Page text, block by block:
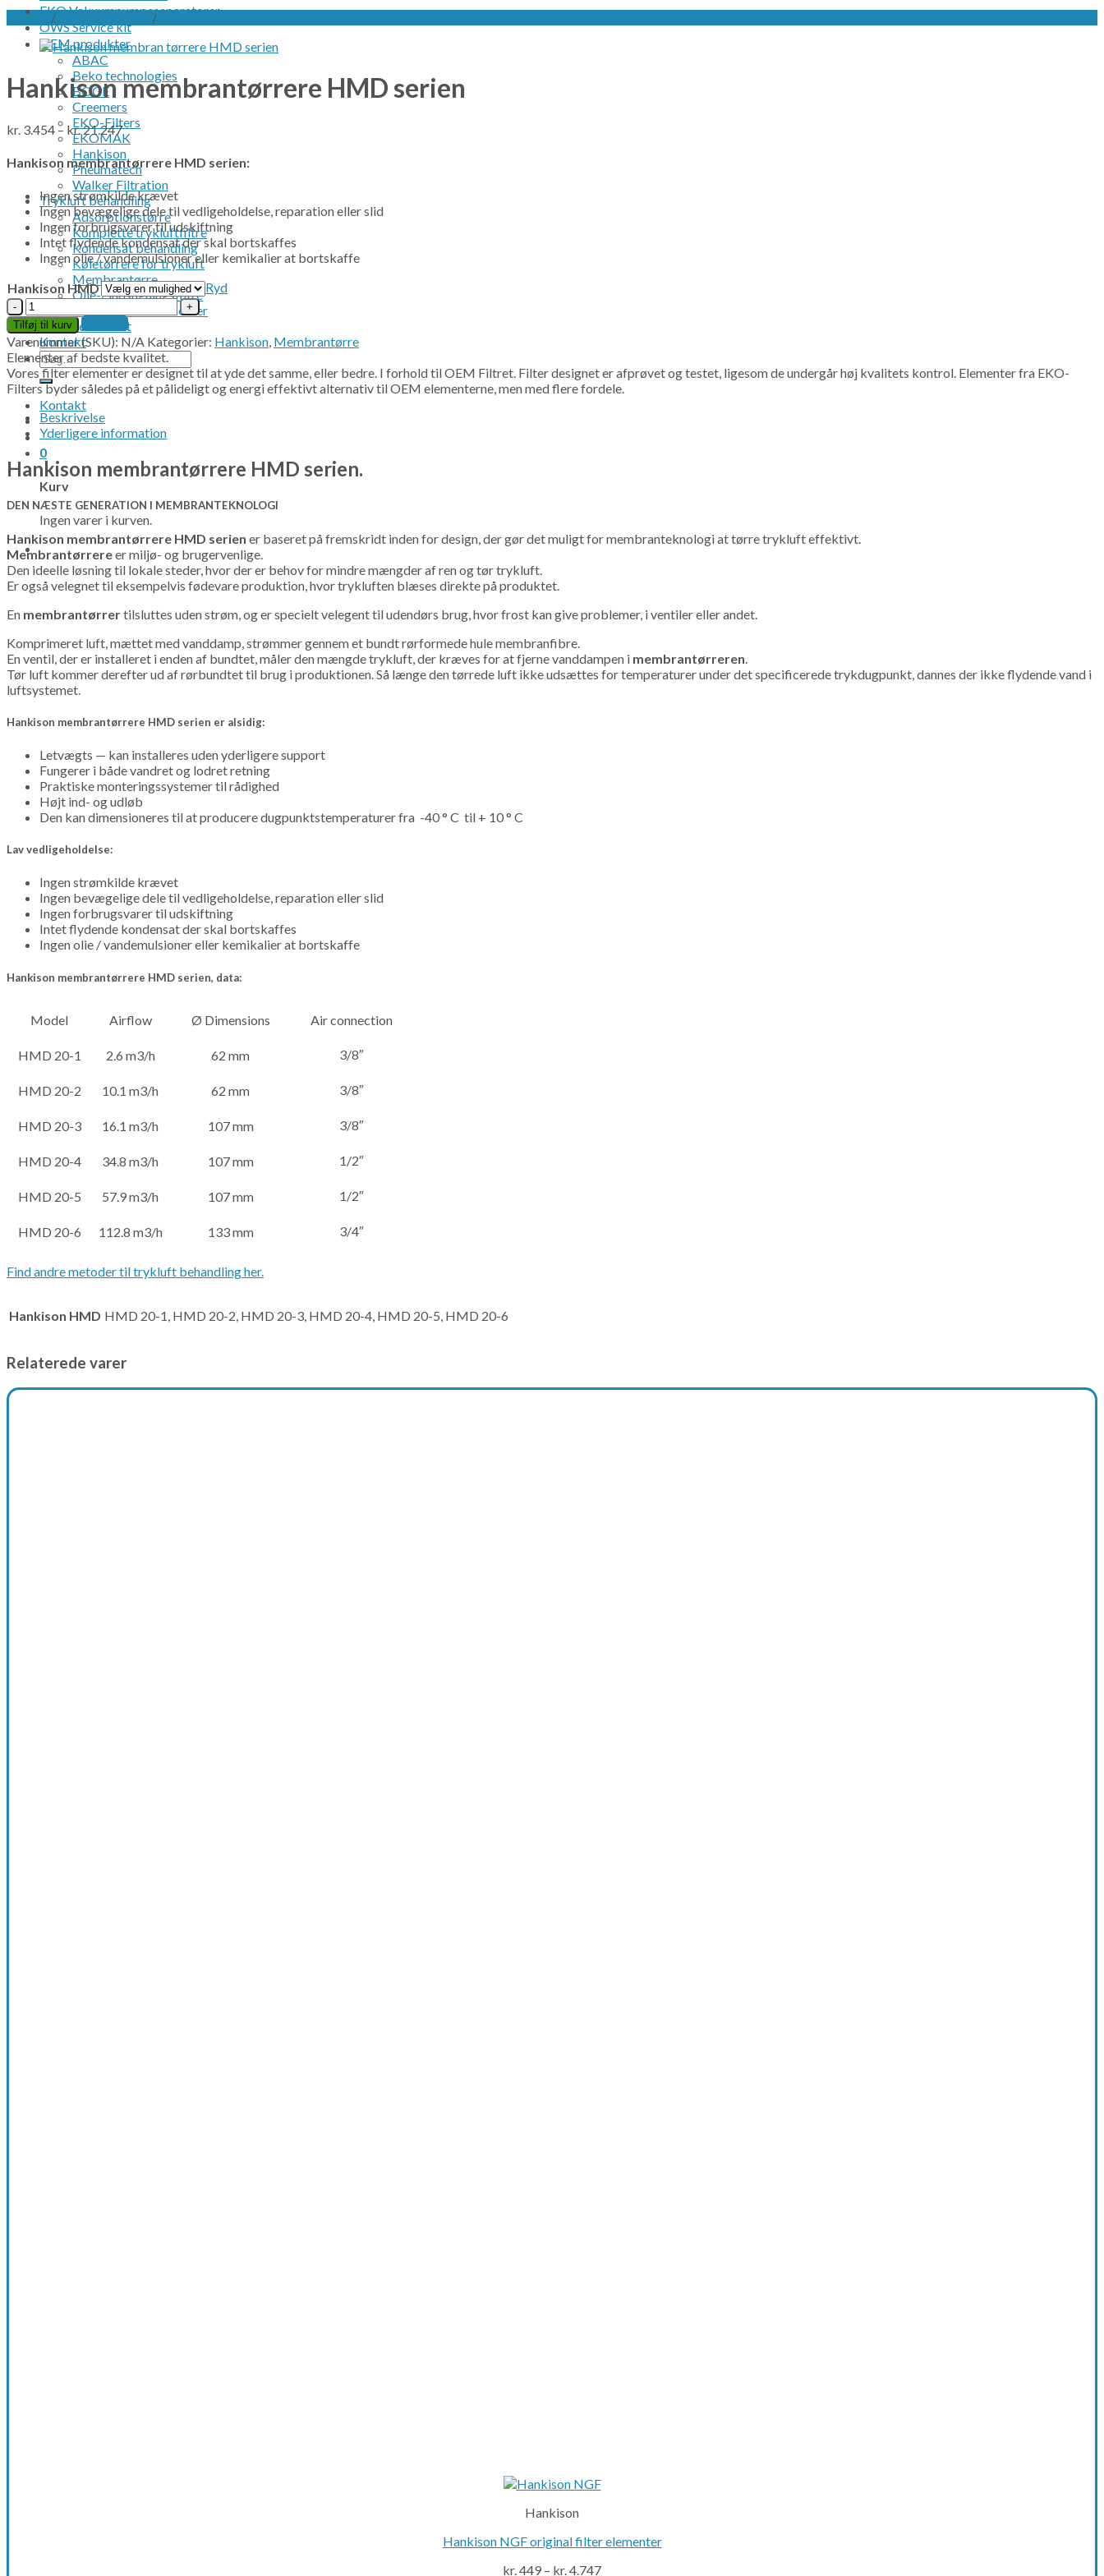
EKO Vakuumpumpeseparatorer
OWS Service kit
OEM produkter
ABAC
Beko technologies
BOGE
Creemers
EKO-Filters
EKOMAK
Hankison
Pneumatech
Walker Filtration
Trykluft behandling
Adsorptionstørre
Komplette trykluftfiltre
Kondensat behandling
Køletørrere for trykluft
Membrantørre
Olie-/ indsugningsfiltre
Original filter elementer
Service kit
Kontakt
Søg
efter:
Kontakt
0
Kurv
Ingen varer i kurven.
Forside / /
Hankison membrantørrere HMD serien
kr. 3.454– kr.21.247
Hankison membrantørrere HMD serien:
Ingen strømkilde krævet
Ingen bevægelige dele til vedligeholdelse, reparation eller slid
Ingen forbrugsvarer til udskiftning
Intet flydende kondensat der skal bortskaffes
Ingen olie / vandemulsioner eller kemikalier at bortskaffe
Hankison HMD
Ryd
Hankison
membrantørrere
HMD
serien
antal
Tilføj til kurv
Kontakt
Varenummer (SKU): N/A Kategorier: Hankison, Membrantørre
Elementer af bedste kvalitet.
Vores filter elementer er designet til at yde det samme, eller bedre. I forhold til OEM Filtret. Filter designet er afprøvet og testet, ligesom de undergår høj kvalitets kontrol. Elementer fra EKO-
Filters byder således på et pålideligt og energi effektivt alternativ til OEM elementerne, men med flere fordele.
Beskrivelse
Yderligere information
Hankison membrantørrere HMD serien.
DEN NÆSTE GENERATION I MEMBRANTEKNOLOGI
Hankison membrantørrere HMD serien er baseret på fremskridt inden for design, der gør det muligt for membranteknologi at tørre trykluft effektivt.
Membrantørrereer miljø- og brugervenlige.
Den ideelle løsning til lokale steder, hvor der er behov for mindre mængder af ren og tør trykluft.
Er også velegnet til eksempelvis fødevare produktion, hvor trykluften blæses direkte på produktet.
En membrantørrertilsluttes uden strøm, og er specielt velegent til udendørs brug, hvor frost kan give problemer, i ventiler eller andet.
Komprimeret luft, mættet med vanddamp, strømmer gennem et bundt rørformede hule membranfibre.
En ventil, der er installeret i enden af ​​bundtet, måler den mængde trykluft, der kræves for at fjerne vanddampen i membrantørreren
Tør luft kommer derefter ud af rørbundtet til brug i produktionen. Så længe den tørrede luft ikke udsættes for temperaturer under det specificerede trykdugpunkt, dannes der ikke flydende vand i
luftsystemet.
Hankison membrantørrere HMD serien er alsidig:
Letvægts — kan installeres uden yderligere support
Fungerer i både vandret og lodret retning
Praktiske monteringssystemer til rådighed
Højt ind- og udløb
Den kan dimensioneres til at producere dugpunktstemperaturer fra -40 ° C til + 10 ° C
Lav vedligeholdelse:
Ingen strømkilde krævet
Ingen bevægelige dele til vedligeholdelse, reparation eller slid
Ingen forbrugsvarer til udskiftning
Intet flydende kondensat der skal bortskaffes
Ingen olie / vandemulsioner eller kemikalier at bortskaffe
Hankison membrantørrere HMD serien, data:
Model Airflow Ø Dimensions Air connection
HMD 20-1 2.6 m3/h 62 mm 3/8″
HMD 20-2 10.1 m3/h 62 mm 3/8″
HMD 20-3 16.1 m3/h 107 mm 3/8″
HMD 20-4 34.8 m3/h 107 mm 1/2″
HMD 20-5 57.9 m3/h 107 mm 1/2″
HMD 20-6 112.8 m3/h 133 mm 3/4″
Find andre metoder til trykluft behandling her.
Hankison HMD HMD 20-1, HMD 20-2, HMD 20-3, HMD 20-4, HMD 20-5, HMD 20-6
Relaterede varer
Hankison
Hankison NGF original filter elementer
kr.449 – kr.4.747